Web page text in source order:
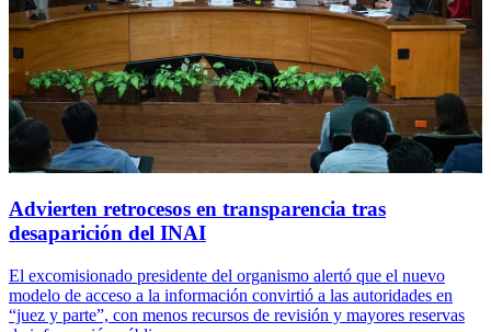
Advierten retrocesos en transparencia tras
desaparición del INAI
El excomisionado presidente del organismo alertó que el nuevo
modelo de acceso a la información convirtió a las autoridades en
“juez y parte”, con menos recursos de revisión y mayores reservas